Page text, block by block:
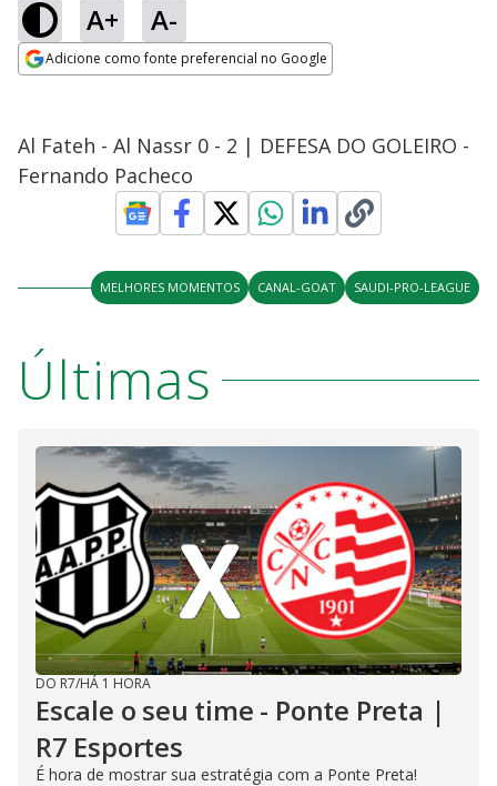
A+ A-
Adicione como fonte preferencial no Google
Al Fateh - Al Nassr 0 - 2 | DEFESA DO GOLEIRO -
Fernando Pacheco
MELHORES MOMENTOS CANAL-GOAT SAUDI-PRO-LEAGUE
Últimas
DO R7/HÁ 1 HORA
Escale o seu time - Ponte Preta |
R7 Esportes
É hora de mostrar sua estratégia com a Ponte Preta!